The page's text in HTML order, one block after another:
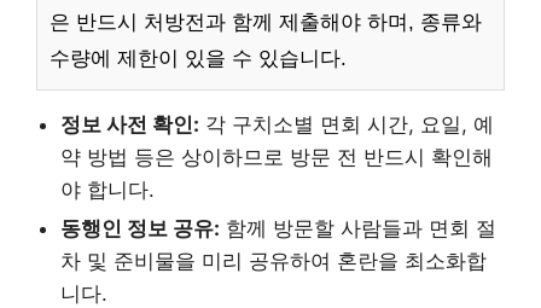
은 반드시 처방전과 함께 제출해야 하며, 종류와
수량에 제한이 있을 수 있습니다.
정보 사전 확인: 각 구치소별 면회 시간, 요일, 예
약 방법 등은 상이하므로 방문 전 반드시 확인해
야 합니다.
동행인 정보 공유: 함께 방문할 사람들과 면회 절
차 및 준비물을 미리 공유하여 혼란을 최소화합
니다.